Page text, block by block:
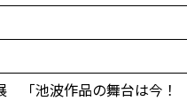
「池波作品の舞台は今！